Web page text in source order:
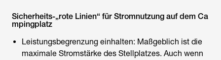
Sicherheits-„rote Linien“ für Stromnutzung auf dem Ca
mpingplatz
Leistungsbegrenzung einhalten: Maßgeblich ist die
maximale Stromstärke des Stellplatzes. Auch wenn